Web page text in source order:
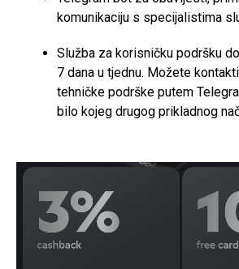
komunikaciju s specijalistima
Služba za korisničku podršku
7 dana u tjednu. Možete
tehničke podrške putem
bilo kojeg drugog prikladnog